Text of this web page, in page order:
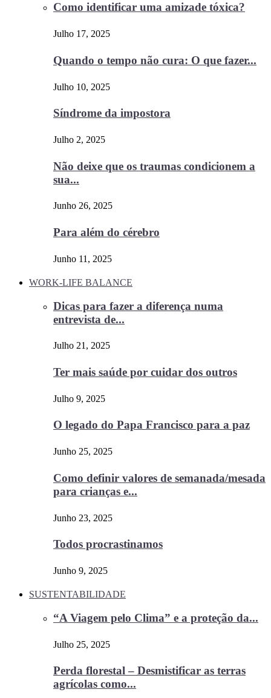
Como identificar uma amizade tóxica?
Julho 17, 2025
Quando o tempo não cura: O que fazer...
Julho 10, 2025
Síndrome da impostora
Julho 2, 2025
Não deixe que os traumas condicionem a
sua...
Junho 26, 2025
Para além do cérebro
Junho 11, 2025
WORK-LIFE BALANCE
Dicas para fazer a diferença numa
entrevista de...
Julho 21, 2025
Ter mais saúde por cuidar dos outros
Julho 9, 2025
O legado do Papa Francisco para a paz
Junho 25, 2025
Como definir valores de semanada/mesada
para crianças e...
Junho 23, 2025
Todos procrastinamos
Junho 9, 2025
SUSTENTABILIDADE
“A Viagem pelo Clima” e a proteção da...
Julho 25, 2025
Perda florestal – Desmistificar as terras
agrícolas como...